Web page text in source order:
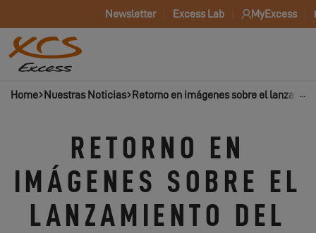
Newsletter Excess Lab MyExcess
Home Nuestras Noticias Retorno en imágenes sobre el
RETORNO EN
IMÁGENES SOBRE EL
LANZAMIENTO DEL